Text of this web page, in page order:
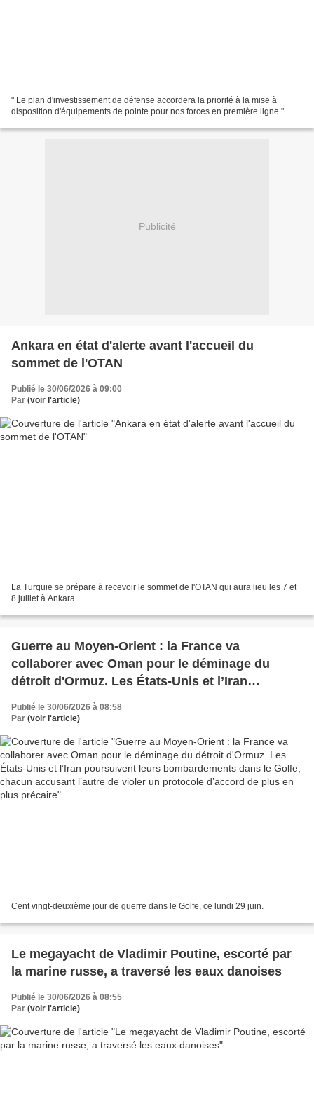
" Le plan d'investissement de défense accordera la priorité à la mise à
disposition d'équipements de pointe pour nos forces en première ligne "
Publicité
Ankara en état d'alerte avant l'accueil du
sommet de l'OTAN
Publié le 30/06/2026 à 09:00
Par (voir l'article)
La Turquie se prépare à recevoir le sommet de l'OTAN qui aura lieu les 7 et
8 juillet à Ankara.
Guerre au Moyen-Orient : la France va
collaborer avec Oman pour le déminage du
détroit d'Ormuz. Les États-Unis et l’Iran
poursuivent leurs bombardements dans le
Golfe, chacun accusant l’autre de violer un
Publié le 30/06/2026 à 08:58
Par (voir l'article)
Cent vingt-deuxième jour de guerre dans le Golfe, ce lundi 29 juin.
Le megayacht de Vladimir Poutine, escorté par
la marine russe, a traversé les eaux danoises
Publié le 30/06/2026 à 08:55
Par (voir l'article)